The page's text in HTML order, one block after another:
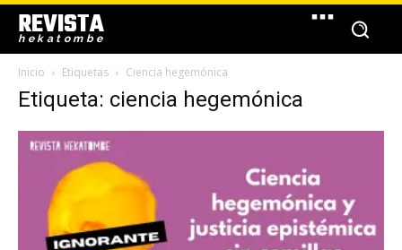
REVISTA
hekatombe
Inicio Etiquetas Ciencia hegemónica
Etiqueta: ciencia hegemónica